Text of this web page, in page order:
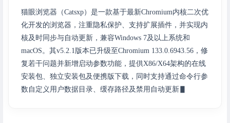
猫眼浏览器（Catsxp）是一款基于最新Chromium内核二次优
化开发的浏览器，注重隐私保护、支持扩展插件，并实现内
核及时同步与自动更新，兼容Windows 7及以上系统和
macOS。其v5.2.1版本已升级至Chromium 133.0.6943.56，修
复若干问题并新增启动参数功能，提供X86/X64架构的在线
安装包、独立安装包及便携版下载，同时支持通过命令行参
数自定义用户数据目录、缓存路径及禁用自动更新等高级设